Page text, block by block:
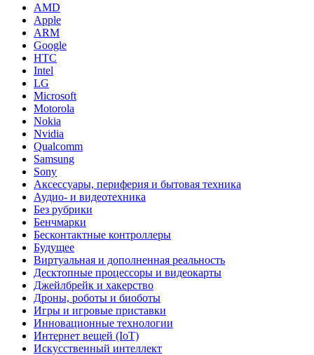
AMD
Apple
ARM
Google
HTC
Intel
LG
Microsoft
Motorola
Nokia
Nvidia
Qualcomm
Samsung
Sony
Аксессуары, периферия и бытовая техника
Аудио- и видеотехника
Без рубрики
Бенчмарки
Бесконтактные контроллеры
Будущее
Виртуальная и дополненная реальность
Десктопные процессоры и видеокарты
Джейлбрейк и хакерство
Дроны, роботы и биоботы
Игры и игровые приставки
Инновационные технологии
Интернет вещей (IoT)
Искусственный интеллект